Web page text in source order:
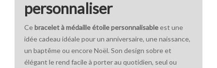
personnaliser
Cebracelet à médaille étoile personnalisableest une
idée cadeau idéale pour un anniversaire, une naissance,
un baptême ou encore Noël. Son design sobre et
élégant le rend facile à porter au quotidien, seul ou